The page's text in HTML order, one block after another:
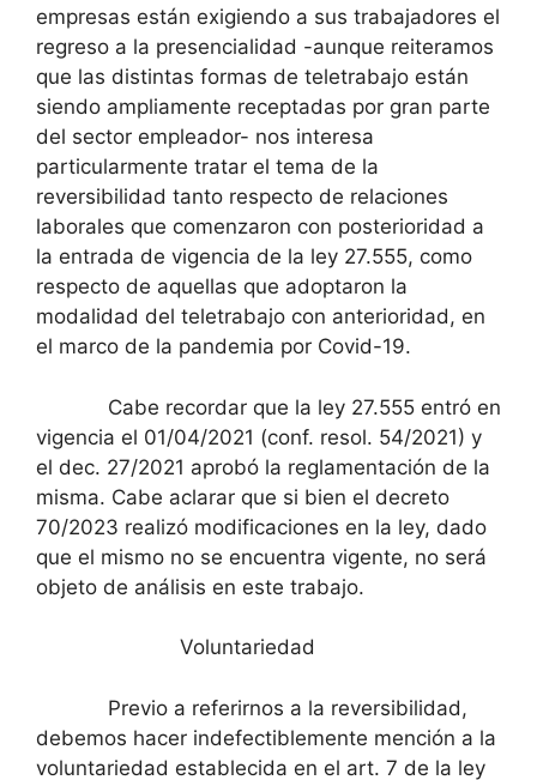
empresas están exigiendo a sus trabajadores el
regreso a la presencialidad -aunque reiteramos
que las distintas formas de teletrabajo están
siendo ampliamente receptadas por gran parte
del sector empleador- nos interesa
particularmente tratar el tema de la
reversibilidad tanto respecto de relaciones
laborales que comenzaron con posterioridad a
la entrada de vigencia de la ley 27.555, como
respecto de aquellas que adoptaron la
modalidad del teletrabajo con anterioridad, en
el marco de la pandemia por Covid-19.
Cabe recordar que la ley 27.555 entró en
vigencia el 01/04/2021 (conf. resol. 54/2021) y
el dec. 27/2021 aprobó la reglamentación de la
misma. Cabe aclarar que si bien el decreto
70/2023 realizó modificaciones en la ley, dado
que el mismo no se encuentra vigente, no será
objeto de análisis en este trabajo.
Voluntariedad
Previo a referirnos a la reversibilidad,
debemos hacer indefectiblemente mención a la
voluntariedad establecida en el art. 7 de la ley